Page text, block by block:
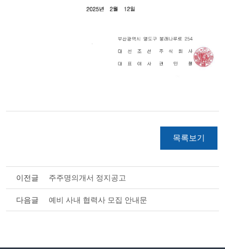
목록보기
이전글 주주명의개서 정지공고
다음글 예비 사내 협력사 모집 안내문